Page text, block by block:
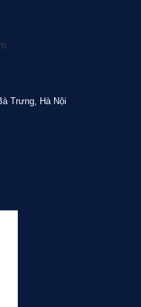
Trưng, Hà Nội